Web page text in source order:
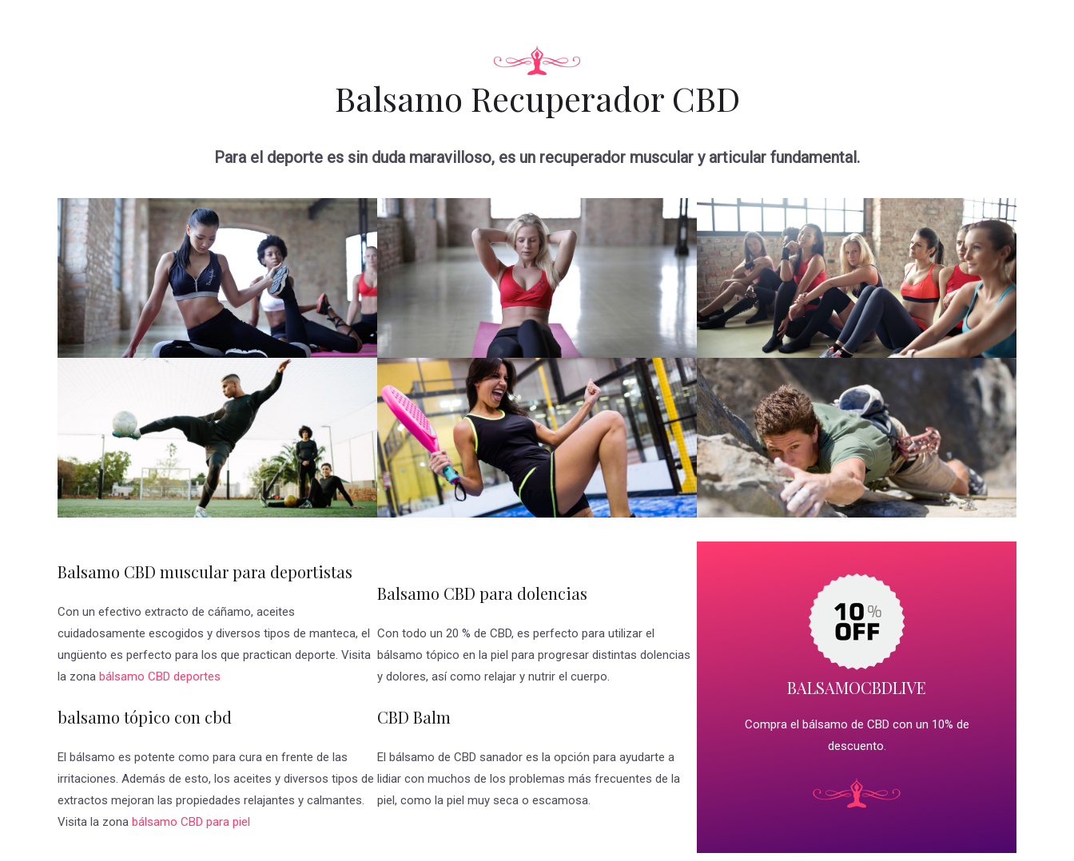
Balsamo Recuperador CBD
Para el deporte es sin duda maravilloso, es un recuperador muscular y articular fundamental.
Balsamo CBD muscular para deportistas
Con un efectivo extracto de cáñamo, aceites
cuidadosamente escogidos y diversos tipos de manteca, el
ungüento es perfecto para los que practican deporte. Visita
la zona bálsamo CBD deportes
balsamo tópico con cbd
El bálsamo es potente como para cura en frente de las
irritaciones. Además de esto, los aceites y diversos tipos de
extractos mejoran las propiedades relajantes y calmantes.
Visita la zona bálsamo CBD para piel
Balsamo CBD para dolencias
Con todo un 20 % de CBD, es perfecto para utilizar el
bálsamo tópico en la piel para progresar distintas dolencias
y dolores, así como relajar y nutrir el cuerpo.
CBD Balm
El bálsamo de CBD sanador es la opción para ayudarte a
lidiar con muchos de los problemas más frecuentes de la
piel, como la piel muy seca o escamosa.
BALSAMOCBDLIVE
Compra el bálsamo de CBD con un 10% de
descuento.